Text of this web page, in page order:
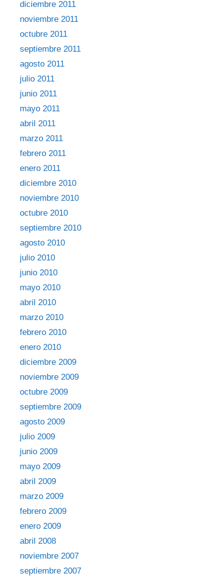
diciembre 2011
noviembre 2011
octubre 2011
septiembre 2011
agosto 2011
julio 2011
junio 2011
mayo 2011
abril 2011
marzo 2011
febrero 2011
enero 2011
diciembre 2010
noviembre 2010
octubre 2010
septiembre 2010
agosto 2010
julio 2010
junio 2010
mayo 2010
abril 2010
marzo 2010
febrero 2010
enero 2010
diciembre 2009
noviembre 2009
octubre 2009
septiembre 2009
agosto 2009
julio 2009
junio 2009
mayo 2009
abril 2009
marzo 2009
febrero 2009
enero 2009
abril 2008
noviembre 2007
septiembre 2007